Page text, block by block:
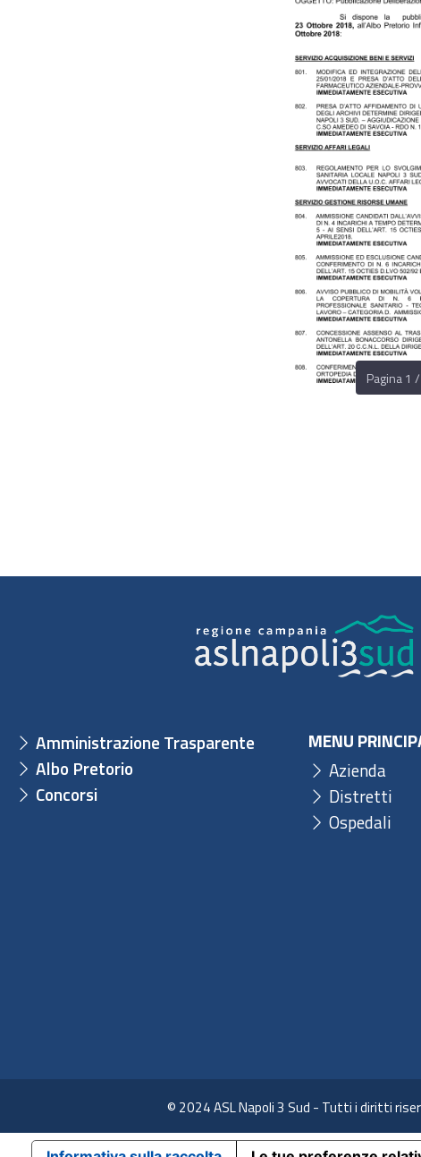
Pagina 1
Amministrazione Trasparente
Albo Pretorio
Concorsi
MENU
Azienda
Distretti
Ospedali
© 2024 ASL Napoli 3 Sud - Tutti i diritti